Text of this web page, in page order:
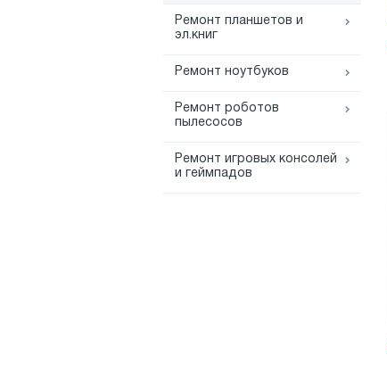
Ремонт планшетов и
эл.книг
Ремонт ноутбуков
Ремонт роботов
пылесосов
Ремонт игровых консолей
и геймпадов